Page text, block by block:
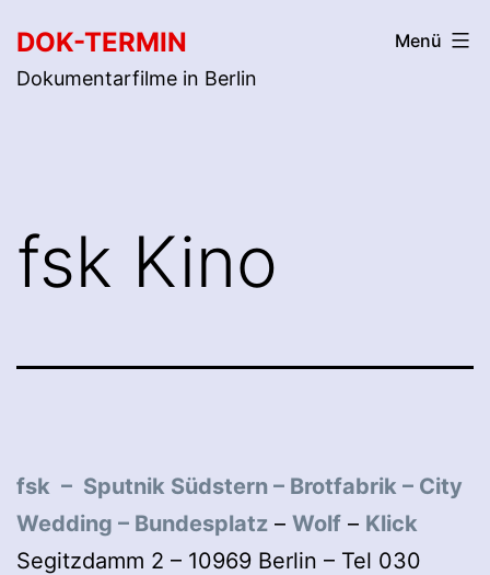
Inhalt
springen
DOK-TERMIN
Dokumentarfilme in Berlin
Menü
fsk Kino
fsk – Sputnik Südstern – Brotfabrik – City
Wedding – Bundesplatz – Wolf – Klick
Segitzdamm 2 – 10969 Berlin – Tel 030